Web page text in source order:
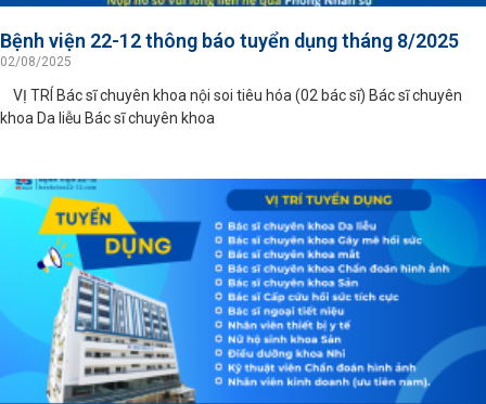
Bệnh viện 22-12 thông báo tuyển dụng tháng 8/2025
02/08/2025
VỊ TRÍ Bác sĩ chuyên khoa nội soi tiêu hóa (02 bác sĩ) Bác sĩ chuyên
khoa Da liễu Bác sĩ chuyên khoa